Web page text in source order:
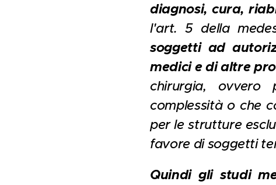
diagnosi, cura,
l'art. 5 della
soggetti ad
medici e di altre
chirurgia, ovvero
complessità o che
per le strutture
favore di soggetti
Quindi gli studi